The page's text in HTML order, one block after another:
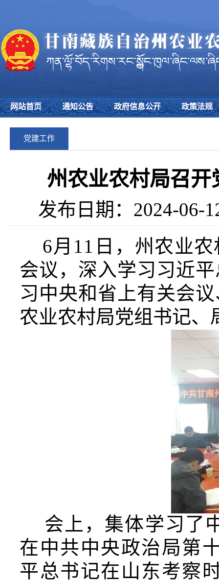
网站首页 通知公告 政府信息公开 政策法规
党建工作
州农业农村局召
发布日期：2024-06-
6月11日， 州农业
会议 ，深入学习习近
习中央和省上有关会
农业农村局党组书记、
会上，集体学习了
在中共中央政治局第
平总书记在山东考察